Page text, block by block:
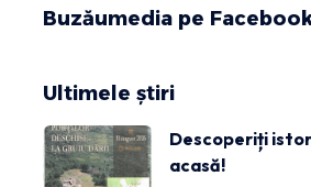
Buzăumedia pe
Ultimele știri
Descoperiți
acasă!